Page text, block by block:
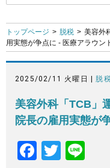
トップページ 脱税
美容外
用実態が争点に - 医療アラウン
2025/02/11 火曜日 | 脱税
美容外科「TCB」
院長の雇用実態が
F
T